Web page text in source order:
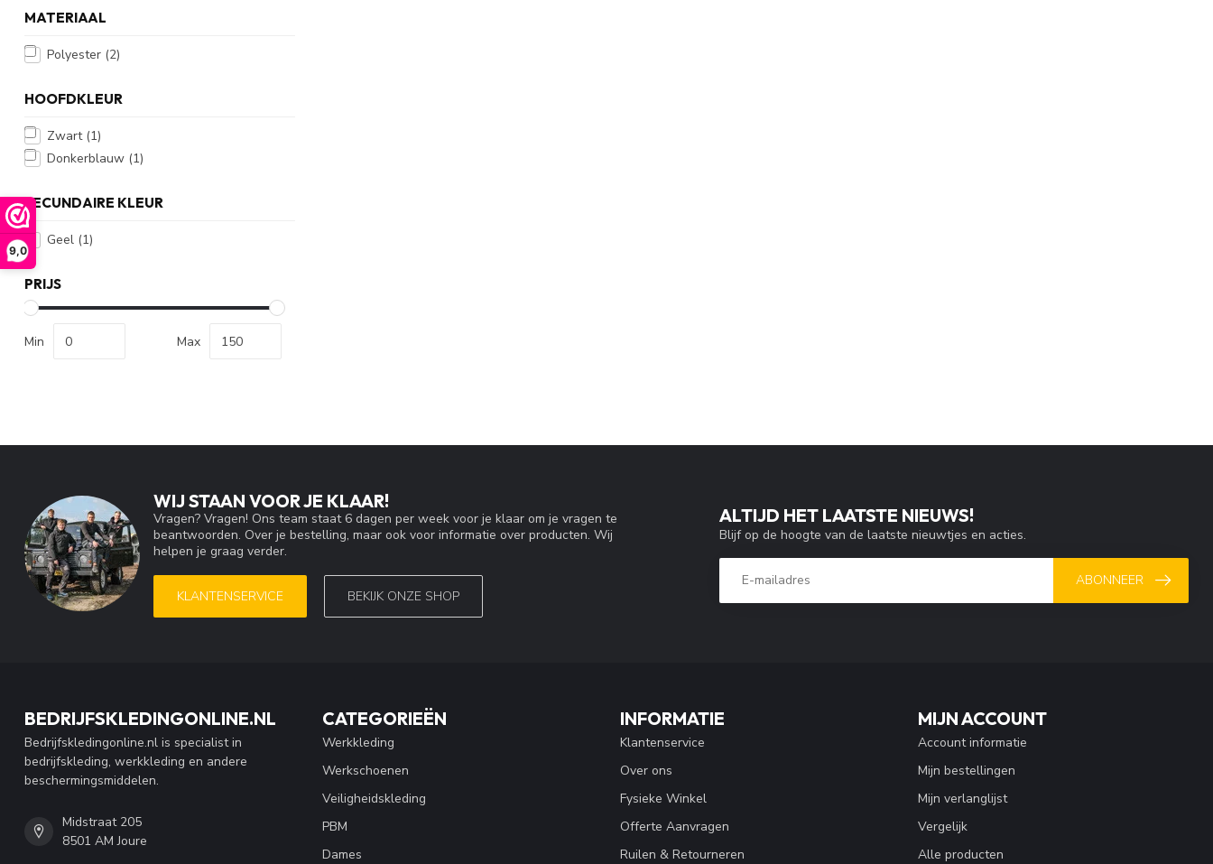
9,0
MATERIAAL
Polyester (2)
HOOFDKLEUR
Zwart (1)
Donkerblauw (1)
SECUNDAIRE KLEUR
Geel (1)
PRIJS
Min Max
WIJ STAAN VOOR JE KLAAR!
Vragen? Vragen! Ons team staat 6 dagen per week voor je klaar om je vragen te
beantwoorden. Over je bestelling, maar ook voor informatie over producten. Wij
helpen je graag verder.
KLANTENSERVICE BEKIJK ONZE SHOP
ALTIJD HET LAATSTE NIEUWS!
Blijf op de hoogte van de laatste nieuwtjes en acties.
ABONNEER
BEDRIJFSKLEDINGONLINE.NL
Bedrijfskledingonline.nl is specialist in
bedrijfskleding, werkkleding en andere
beschermingsmiddelen.
Midstraat 205
8501 AM Joure
CATEGORIEËN
Werkkleding
Werkschoenen
Veiligheidskleding
PBM
Dames
INFORMATIE
Klantenservice
Over ons
Fysieke Winkel
Offerte Aanvragen
Ruilen & Retourneren
MIJN ACCOUNT
Account informatie
Mijn bestellingen
Mijn verlanglijst
Vergelijk
Alle producten